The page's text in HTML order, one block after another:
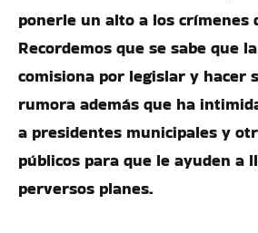
ponerle un alto a los crímenes
Recordemos que se sabe que
comisiona por legislar y hacer
rumora además que ha
a presidentes municipales y
públicos para que le ayuden a
perversos planes.